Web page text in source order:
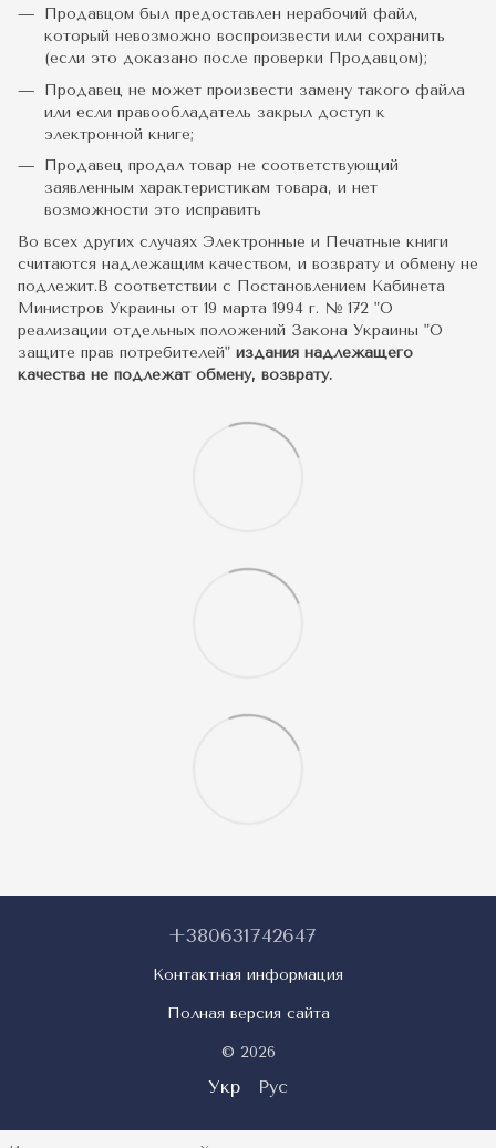
Продавцом был предоставлен нерабочий файл,
который невозможно воспроизвести или сохранить
(если это доказано после проверки Продавцом);
Продавец не может произвести замену такого файла
или если правообладатель закрыл доступ к
электронной книге;
Продавец продал товар не соответствующий
заявленным характеристикам товара, и нет
возможности это исправить
Во всех других случаях Электронные и Печатные книги
считаются надлежащим качеством, и возврату и обмену не
подлежит.В соответствии с Постановлением Кабинета
Министров Украины от 19 марта 1994 г. № 172 "О
реализации отдельных положений Закона Украины "О
защите прав потребителей" издания надлежащего
качества не подлежат обмену, возврату.
+380631742647
Контактная информация
Полная версия сайта
© 2026
Укр Рус